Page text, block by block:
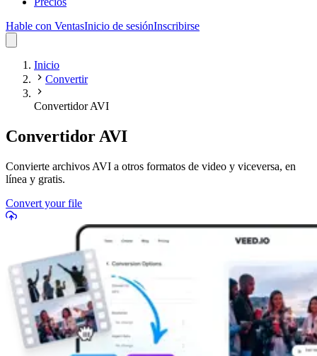
Hable con VentasInicio de sesiónInscribirse
Inicio
Convertir
Convertidor AVI
Convertidor AVI
Convierte archivos AVI a otros formatos de video y viceversa, en
línea y gratis.
Convert your file